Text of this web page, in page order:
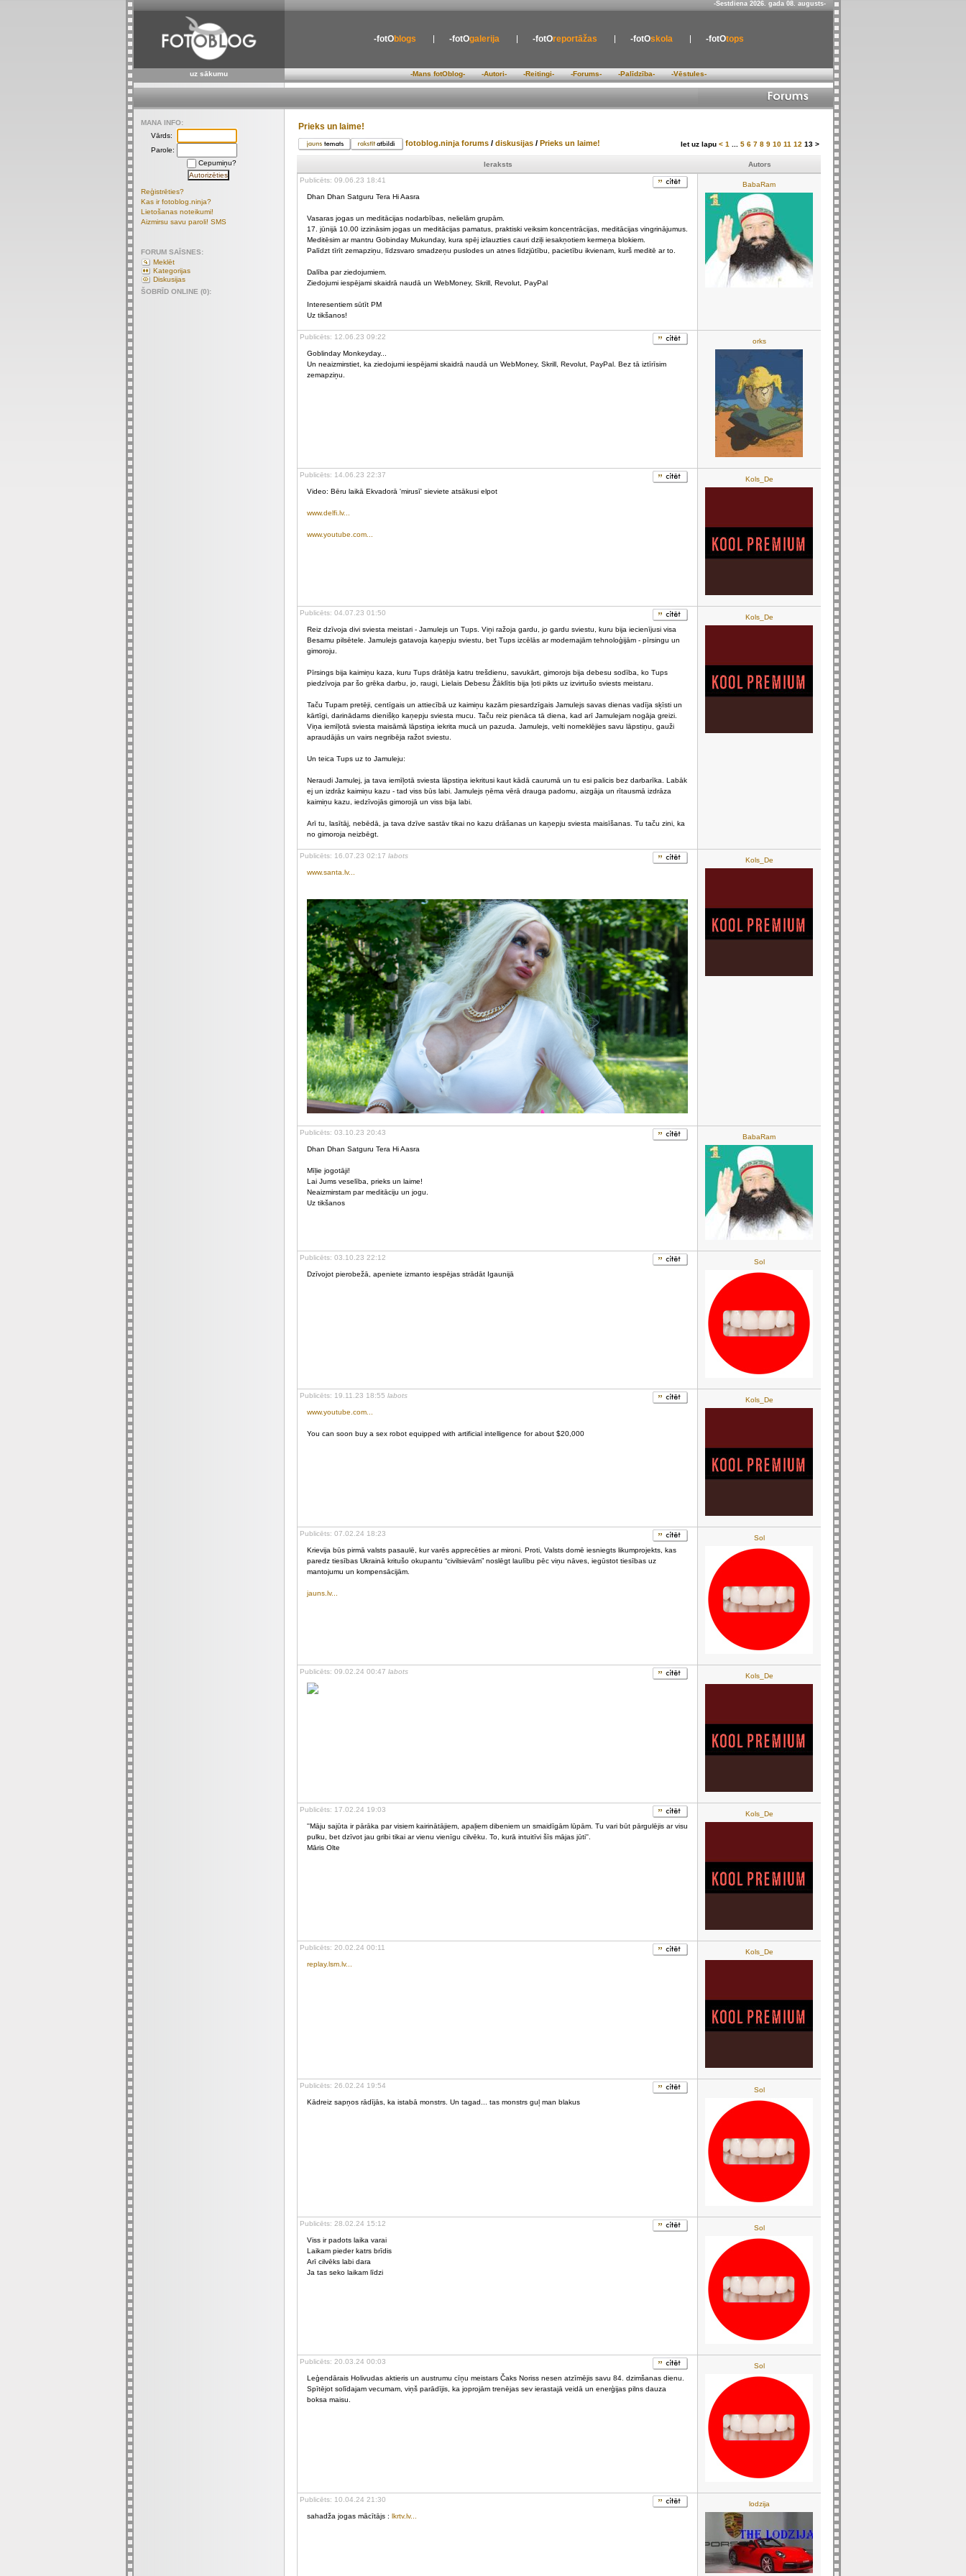
-Sestdiena 2026. gada 08. augusts-
-fotOblogs -fotOgalerija -fotOreportāžas -fotOskola -fotOtops
uz sākumu -Mans fotOblog- -Autori- -Reitingi- -Forums- -Palīdzība- -Vēstules-
Prieks un laime!
fotoblog.ninja forums / diskusijas / Prieks un laime! Iet uz lapu < 1 5 6 7 8 9 10 11 12 13 >
Ieraksts
Autors
Publicēts: 09.06.23 18:41
Dhan Dhan Satguru Tera Hi Aasra
Vasaras jogas un meditācijas nodarbības, nelielām grupām.
17. jūnijā 10.00 izzināsim jogas un meditācijas pamatus, praktiski veiksim koncentrācijas, meditācijas vingrinājumus.
Meditēsim ar mantru Gobinday Mukunday, kura spēj izlauzties cauri dziļi iesakņotiem kermeņa blokiem.
Palīdzt tīrīt zemapziņu, līdzsvaro smadzeņu puslodes un atnes līdzjūtību, pacietību ikvienam, kurš meditē ar to.
Dalība par ziedojumiem.
Ziedojumi iespējami skaidrā naudā un WebMoney, Skrill, Revolut, PayPal
Interesentiem sūtīt PM
Uz tikšanos!
BabaRam
Publicēts: 12.06.23 09:22
Goblinday Monkeyday...
Un neaizmirstiet, ka ziedojumi iespējami skaidrā naudā un WebMoney, Skrill, Revolut, PayPal. Bez tā iztīrīsim
zemapziņu.
orks
Publicēts: 14.06.23 22:37
Video: Bēru laikā Ekvadorā 'mirusī' sieviete atsākusi elpot
www.delfi.lv...
www.youtube.com...
Kols_De
Publicēts: 04.07.23 01:50
Reiz dzīvoja divi sviesta meistari - Jamulejs un Tups. Viņi ražoja gardu, jo gardu sviestu, kuru bija iecienījusi visa
Besamu pilsētele. Jamulejs gatavoja kaņepju sviestu, bet Tups izcēlās ar modernajām tehnoloģijām - pīrsingu un
gimoroju.
Pīrsings bija kaimiņu kaza, kuru Tups drātēja katru trešdienu, savukārt, gimorojs bija debesu sodība, ko Tups
piedzīvoja par šo grēka darbu, jo, raugi, Lielais Debesu Žāklītis bija ļoti pikts uz izvirtušo sviests meistaru.
Taču Tupam pretēji, centīgais un attiecībā uz kaimiņu kazām piesardzīgais Jamulejs savas dienas vadīja sķīsti un
kārtīgi, darinādams dienišķo kaņepju sviesta mucu. Taču reiz pienāca tā diena, kad arī Jamulejam nogāja greizi.
Viņa iemīļotā sviesta maisāmā lāpstiņa iekrita mucā un pazuda. Jamulejs, velti nomeklējies savu lāpstiņu, gauži
apraudājās un vairs negribēja ražot sviestu.
Un teica Tups uz to Jamuleju:
Neraudi Jamulej, ja tava iemīļotā sviesta lāpstiņa iekritusi kaut kādā caurumā un tu esi palicis bez darbarīka. Labāk
ej un izdrāz kaimiņu kazu - tad viss būs labi. Jamulejs ņēma vērā drauga padomu, aizgāja un rītausmā izdrāza
kaimiņu kazu, iedzīvojās gimorojā un viss bija labi.
Arī tu, lasītāj, nebēdā, ja tava dzīve sastāv tikai no kazu drāšanas un kaņepju sviesta maisīšanas. Tu taču zini, ka
no gimoroja neizbēgt.
Kols_De
Publicēts: 16.07.23 02:17 labots
www.santa.lv...
Kols_De
Publicēts: 03.10.23 20:43
Dhan Dhan Satguru Tera Hi Aasra
Mīļie jogotāji!
Lai Jums veselība, prieks un laime!
Neaizmirstam par meditāciju un jogu.
Uz tikšanos
BabaRam
Publicēts: 03.10.23 22:12
Dzīvojot pierobežā, apeniete izmanto iespējas strādāt Igaunijā
Sol
Publicēts: 19.11.23 18:55 labots
www.youtube.com...
You can soon buy a sex robot equipped with artificial intelligence for about $20,000
Kols_De
Publicēts: 07.02.24 18:23
Krievija būs pirmā valsts pasaulē, kur varēs apprecēties ar mironi. Proti, Valsts domē iesniegts likumprojekts, kas
paredz tiesības Ukrainā kritušo okupantu “civilsievām” noslēgt laulību pēc viņu nāves, iegūstot tiesības uz
mantojumu un kompensācijām.
jauns.lv...
Sol
Publicēts: 09.02.24 00:47 labots
Kols_De
Publicēts: 17.02.24 19:03
''Māju sajūta ir pārāka par visiem kairinātājiem, apaļiem dibeniem un smaidīgām lūpām. Tu vari būt pārgulējis ar visu
pulku, bet dzīvot jau gribi tikai ar vienu vienīgu cilvēku. To, kurā intuitīvi šīs mājas jūti''.
Māris Olte
Kols_De
Publicēts: 20.02.24 00:11
replay.lsm.lv...
Kols_De
Publicēts: 26.02.24 19:54
Kādreiz sapņos rādījās, ka istabā monstrs. Un tagad... tas monstrs guļ man blakus
Sol
Publicēts: 28.02.24 15:12
Viss ir padots laika varai
Laikam pieder katrs brīdis
Arī cilvēks labi dara
Ja tas seko laikam līdzi
Sol
Publicēts: 20.03.24 00:03
Leģendārais Holivudas aktieris un austrumu cīņu meistars Čaks Noriss nesen atzīmējis savu 84. dzimšanas dienu.
Spītējot solīdajam vecumam, viņš parādījis, ka joprojām trenējas sev ierastajā veidā un enerģijas pilns dauza
boksa maisu.
Sol
Publicēts: 10.04.24 21:30
sahadža jogas mācītājs : lkrtv.lv...
lodzija
MANA INFO:
Vārds:
Parole:
Cepumiņu?
Reģistrēties?
Kas ir fotoblog.ninja?
Lietošanas noteikumi!
Aizmirsu savu paroli! SMS
FORUM SAĪSNES:
Meklēt
Kategorijas
Diskusijas
ŠOBRĪD ONLINE (0):